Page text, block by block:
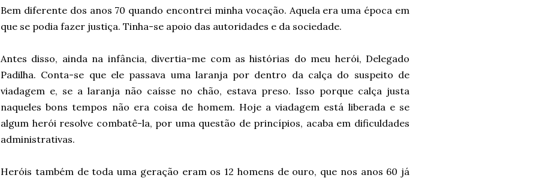
Bem diferente dos anos 70 quando encontrei minha vocação. Aquela era uma época em
que se podia fazer justiça. Tinha-se apoio das autoridades e da sociedade.
Antes disso, ainda na infância, divertia-me com as histórias do meu herói, Delegado
Padilha. Conta-se que ele passava uma laranja por dentro da calça do suspeito de
viadagem e, se a laranja não caísse no chão, estava preso. Isso porque calça justa
naqueles bons tempos não era coisa de homem. Hoje a viadagem está liberada e se
algum herói resolve combatê-la, por uma questão de princípios, acaba em dificuldades
administrativas.
Heróis também de toda uma geração eram os 12 homens de ouro, que nos anos 60 já